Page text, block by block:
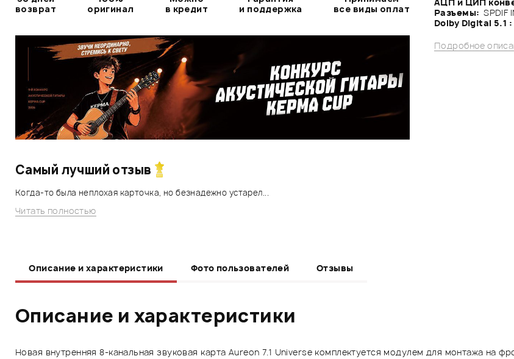
Разъемы: SPDIF
Dolby Digital 5.1 :
Подробное
возврат
оригинал
в кредит
и поддержка
все виды оплат
Самый лучший отзыв
Когда-то была неплохая карточка, но безнадежно устарел...
Читать полностью
Описание и характеристики Фото пользователей Отзывы
Описание и характеристики
Новая внутренняя 8-канальная звуковая карта Aureon 7.1 Universe комплектуется модулем для монтажа на